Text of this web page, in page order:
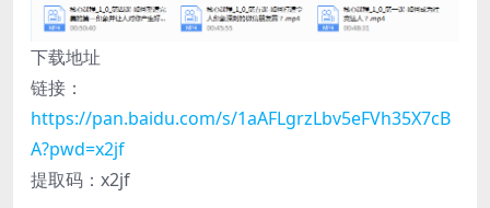
下载地址
链接：
https://pan.baidu.com/s/1aAFLgrzLbv5eFVh35X7cB
A?pwd=x2jf
提取码：x2jf